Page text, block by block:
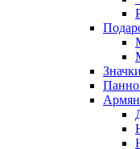
Значки
Панно